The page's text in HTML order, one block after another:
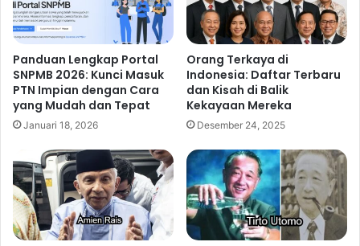
Panduan Lengkap Portal
SNPMB 2026: Kunci Masuk
PTN Impian dengan Cara
yang Mudah dan Tepat
Januari 18, 2026
Orang Terkaya di
Indonesia: Daftar Terbaru
dan Kisah di Balik
Kekayaan Mereka
Desember 24, 2025